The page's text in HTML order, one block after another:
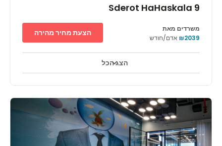
Sderot HaHaskala 9
משרדים מאת
₪2039אדם/חודש
הצעת מחיר מהירה
הצג הכל